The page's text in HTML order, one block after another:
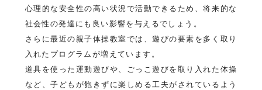
心理的な安全性の高い状況で活動できるため、将来的な
社会性の発達にも良い影響を与えるでしょう。
さらに最近の親子体操教室では、遊びの要素を多く取り
入れたプログラムが増えています。
道具を使った運動遊びや、ごっこ遊びを取り入れた体操
など、子どもが飽きずに楽しめる工夫がされているよう